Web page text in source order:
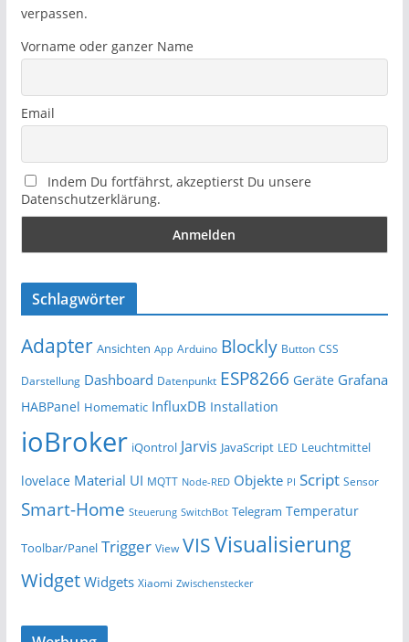
verpassen.
Vorname oder ganzer Name
Email
Indem Du fortfährst, akzeptierst Du unsere
Datenschutzerklärung.
Schlagwörter
Adapter Ansichten App Arduino Blockly Button CSS
Darstellung Dashboard Datenpunkt ESP8266 Geräte Grafana
HABPanel Homematic InfluxDB Installation
ioBroker iQontrol Jarvis JavaScript LED Leuchtmittel
lovelace Material UI MQTT Node-RED Objekte PI Script Sensor
Smart-Home Steuerung SwitchBot Telegram Temperatur
Toolbar/Panel Trigger View VISVisualisierung
Widget Widgets Xiaomi Zwischenstecker